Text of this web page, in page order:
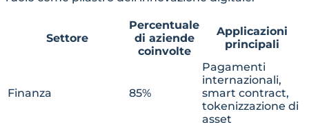
Settore
Percentuale
di aziende
coinvolte
Applicazioni
principali
Finanza 85%
Pagamenti
internazionali,
smart contract,
tokenizzazione di
asset